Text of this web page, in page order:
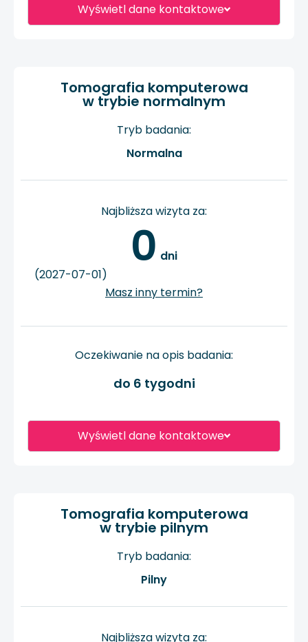
Wyświetl dane kontaktowe
Wyświetl dane kontaktowe
Tomografia komputerowa
w trybie normalnym
Tryb badania:
Normalna
Najbliższa wizyta za:
0 dni
(2027-07-01)
Masz inny termin?
Oczekiwanie na opis badania:
do 6 tygodni
Tomografia komputerowa
w trybie pilnym
Tryb badania:
Pilny
Najbliższa wizyta za: